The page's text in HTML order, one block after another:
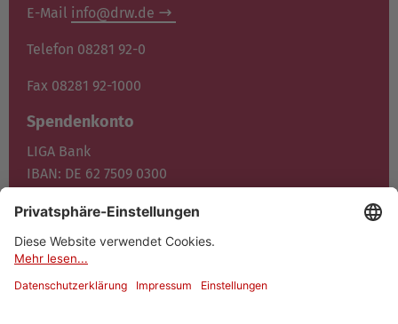
E-Mail info@drw.de
Telefon 08281 92-0
Fax 08281 92-1000
Spendenkonto
LIGA Bank
IBAN: DE 62 7509 0300
BIC: GENO DE F1M05
Jetzt spenden